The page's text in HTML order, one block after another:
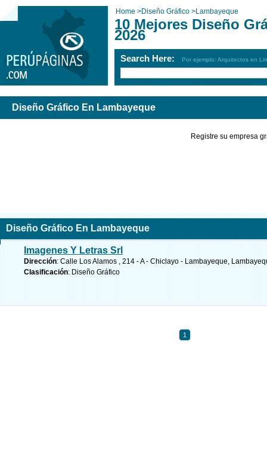
Home >Diseño Gráfico >Lambayeque
10 Mejores Diseño
2026
Search Here: Por ejemplo: Arquitectos en
Diseño Gráfico En Lambayeque
Registre su empresa
Diseño Gráfico En Lambayeque
Imagenes Y Letras Srl
Dirección: Calle Los Alamos , 214 - A - Chiclayo - Lambayeque,
Clasificación: Diseño Gráfico
1